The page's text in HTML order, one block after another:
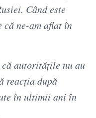
Când este
că ne-am aflat în
că autoritățile nu au
reacția după
în ultimii ani în